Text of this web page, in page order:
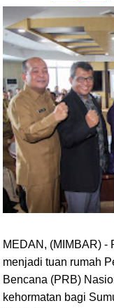
MEDAN, (MIMBAR) -
menjadi tuan rumah
Bencana (PRB)
kehormatan bagi